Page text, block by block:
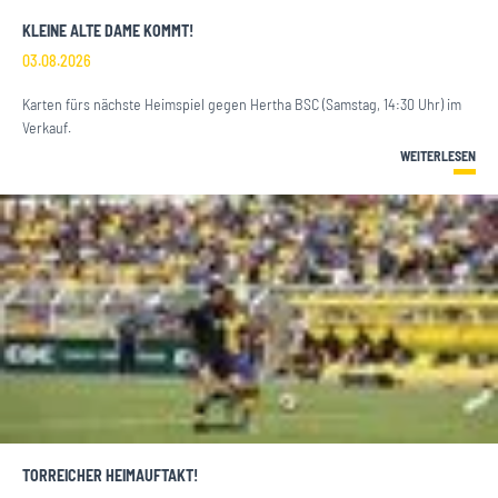
KLEINE ALTE DAME KOMMT!
03.08.2026
Karten fürs nächste Heimspiel gegen Hertha BSC (Samstag, 14:30 Uhr) im
Verkauf.
WEITERLESEN
TORREICHER HEIMAUFTAKT!